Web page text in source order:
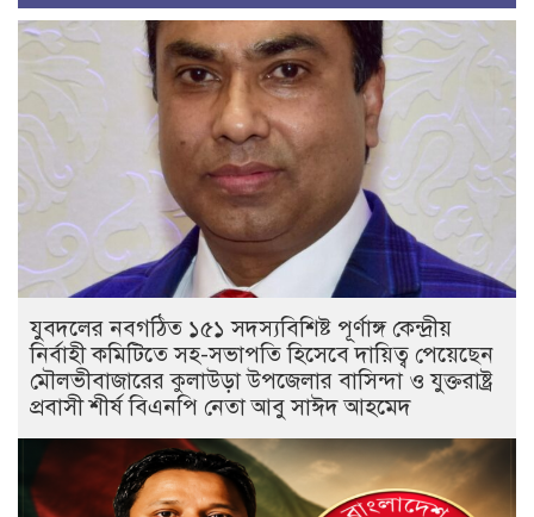
যুবদলের নবগঠিত ১৫১ সদস্যবিশিষ্ট পূর্ণাঙ্গ কেন্দ্রীয়
নির্বাহী কমিটিতে সহ-সভাপতি হিসেবে দায়িত্ব পেয়েছেন
মৌলভীবাজারের কুলাউড়া উপজেলার বাসিন্দা ও যুক্তরাষ্ট্র
প্রবাসী শীর্ষ বিএনপি নেতা আবু সাঈদ আহমেদ